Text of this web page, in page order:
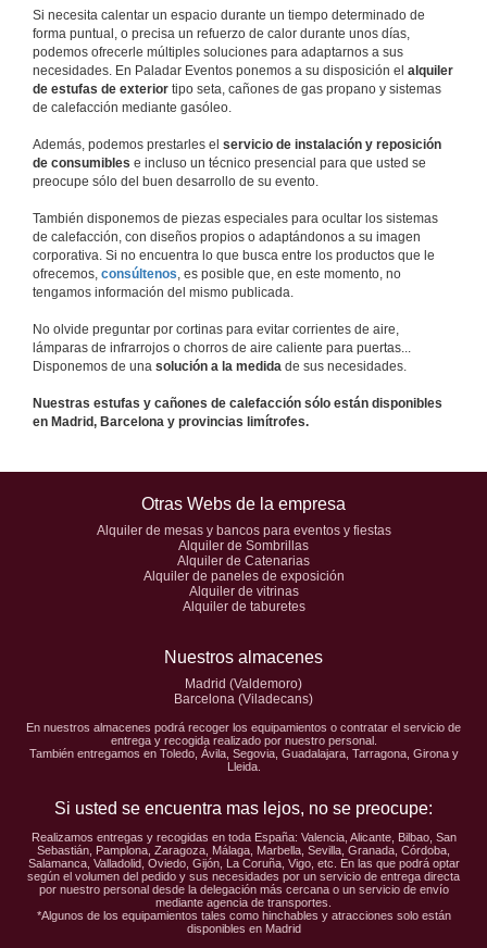
Si necesita calentar un espacio durante un tiempo determinado de
forma puntual, o precisa un refuerzo de calor durante unos días,
podemos ofrecerle múltiples soluciones para adaptarnos a sus
necesidades. En Paladar Eventos ponemos a su disposición el alquiler
de estufas de exterior tipo seta, cañones de gas propano y sistemas
de calefacción mediante gasóleo.
Además, podemos prestarles el servicio de instalación y reposición
de consumibles e incluso un técnico presencial para que usted se
preocupe sólo del buen desarrollo de su evento.
También disponemos de piezas especiales para ocultar los sistemas
de calefacción, con diseños propios o adaptándonos a su imagen
corporativa. Si no encuentra lo que busca entre los productos que le
ofrecemos, consúltenos , es posible que, en este momento, no
tengamos información del mismo publicada.
No olvide preguntar por cortinas para evitar corrientes de aire,
lámparas de infrarrojos o chorros de aire caliente para puertas...
Disponemos de una solución a la medida de sus necesidades.
Nuestras estufas y cañones de calefacción sólo están disponibles
en Madrid, Barcelona y provincias limítrofes.
Otras Webs de la empresa
Alquiler de mesas y bancos para eventos y fiestas
Alquiler de Sombrillas
Alquiler de Catenarias
Alquiler de paneles de exposición
Alquiler de vitrinas
Alquiler de taburetes
Nuestros almacenes
Madrid (Valdemoro)
Barcelona (Viladecans)
En nuestros almacenes podrá recoger los equipamientos o contratar el servicio de
entrega y recogida realizado por nuestro personal.
También entregamos en Toledo, Ávila, Segovia, Guadalajara, Tarragona, Girona y
Lleida.
Si usted se encuentra mas lejos, no se preocupe:
Realizamos entregas y recogidas en toda España: Valencia, Alicante, Bilbao, San
Sebastián, Pamplona, Zaragoza, Málaga, Marbella, Sevilla, Granada, Córdoba,
Salamanca, Valladolid, Oviedo, Gijón, La Coruña, Vigo, etc. En las que podrá optar
según el volumen del pedido y sus necesidades por un servicio de entrega directa
por nuestro personal desde la delegación más cercana o un servicio de envío
mediante agencia de transportes.
*Algunos de los equipamientos tales como hinchables y atracciones solo están
disponibles en Madrid